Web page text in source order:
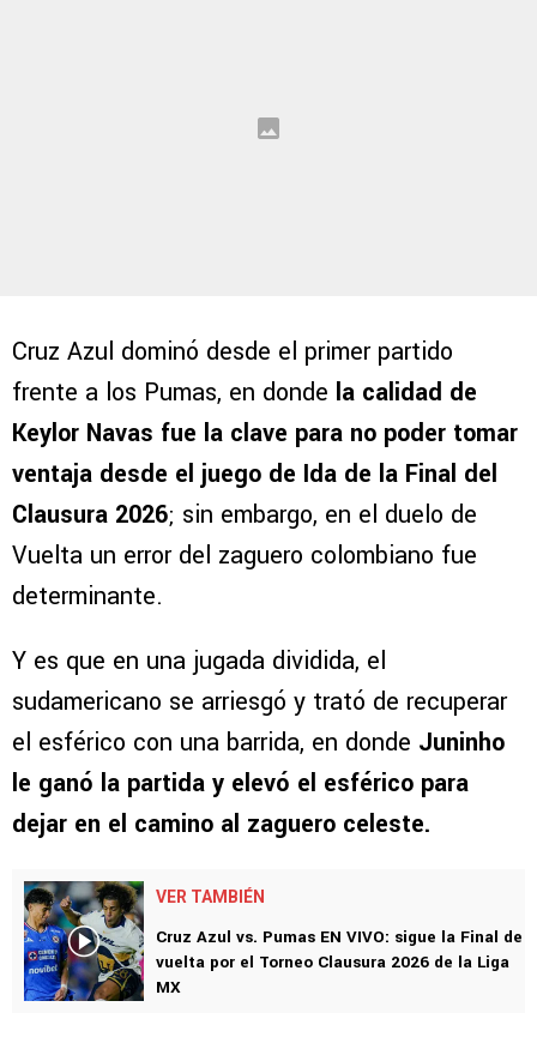
Cruz Azul dominó desde el primer partido
frente a los Pumas, en donde la calidad de
Keylor Navas fue la clave para no poder tomar
ventaja desde el juego de Ida de la Final del
Clausura 2026; sin embargo, en el duelo de
Vuelta un error del zaguero colombiano fue
determinante.
Y es que en una jugada dividida, el
sudamericano se arriesgó y trató de recuperar
el esférico con una barrida, en donde Juninho
le ganó la partida y elevó el esférico para
dejar en el camino al zaguero celeste.
VER TAMBIÉN
Cruz Azul vs. Pumas EN VIVO: sigue la Final de
vuelta por el Torneo Clausura 2026 de la Liga
MX